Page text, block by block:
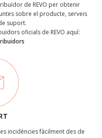
de REVO per obtenir
sobre el producte, serveis
suport.
oficials de REVO aquí:
incidències fàcilment des de